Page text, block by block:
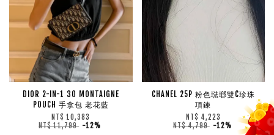
DIOR 2-IN-1 30 MONTAIGNE
POUCH 手拿包 老花藍
NT$ 10,383
NT$ 11,799 -12%
CHANEL 25P 粉色琺瑯雙C珍珠
項鍊
NT$ 4,223
NT$ 4,799 -12%